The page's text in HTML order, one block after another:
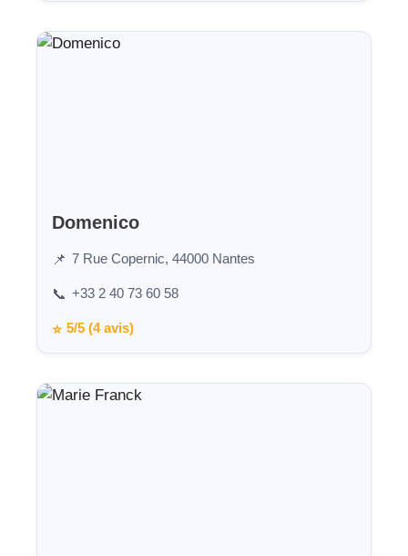
Domenico
📌 7 Rue Copernic, 44000 Nantes
📞 +33 2 40 73 60 58
⭐ 5/5 (4 avis)